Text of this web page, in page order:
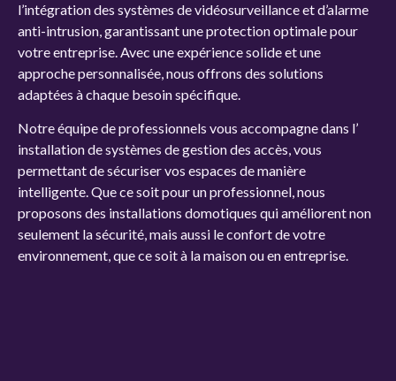
l’intégration des systèmes de vidéosurveillance et d’alarme
anti-intrusion, garantissant une protection optimale pour
votre entreprise. Avec une expérience solide et une
approche personnalisée, nous offrons des solutions
adaptées à chaque besoin spécifique.
Notre équipe de professionnels vous accompagne dans l’
installation de systèmes de gestion des accès, vous
permettant de sécuriser vos espaces de manière
intelligente. Que ce soit pour un professionnel, nous
proposons des installations domotiques qui améliorent non
seulement la sécurité, mais aussi le confort de votre
environnement, que ce soit à la maison ou en entreprise.